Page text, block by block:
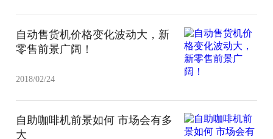
自动售货机价格变化波动大，新
零售前景广阔！
2018/02/24
自助咖啡机前景如何 市场会有多
大